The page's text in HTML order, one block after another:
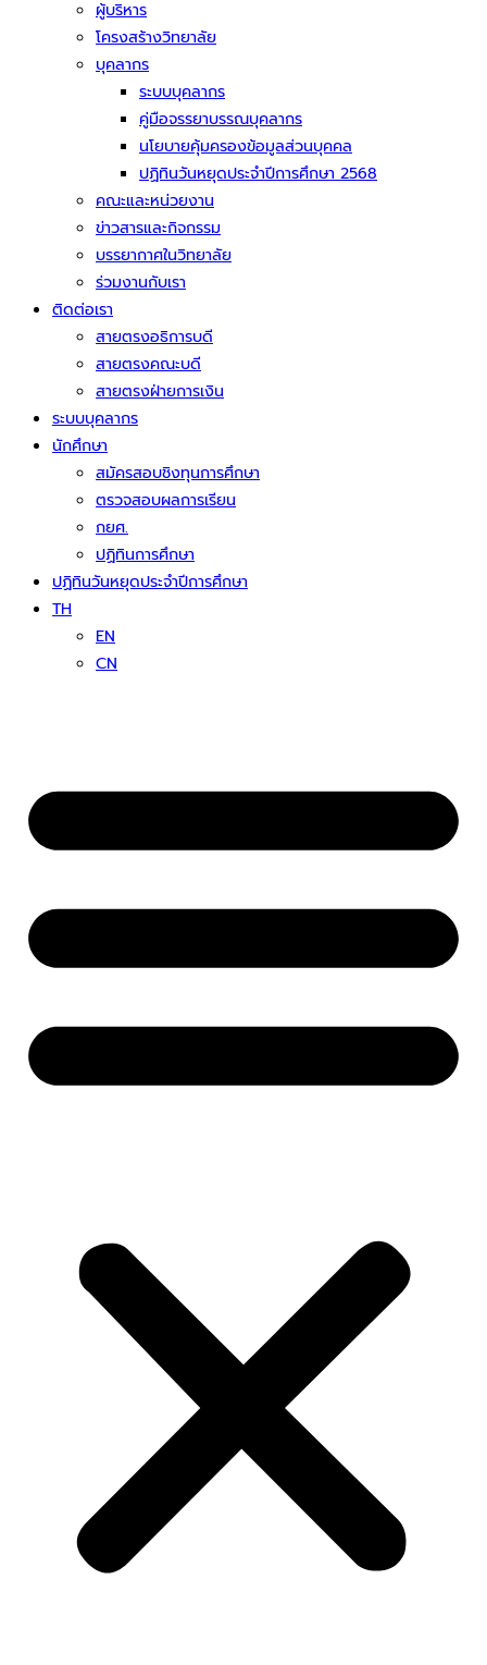
ผู้บริหาร
โครงสร้างวิทยาลัย
บุคลากร
ระบบบุคลากร
คู่มือจรรยาบรรณบุคลากร
นโยบายคุ้มครองข้อมูลส่วนบุคคล
ปฏิทินวันหยุดประจำปีการศึกษา 2568
คณะและหน่วยงาน
ข่าวสารและกิจกรรม
บรรยากาศในวิทยาลัย
ร่วมงานกับเรา
ติดต่อเรา
สายตรงอธิการบดี
สายตรงคณะบดี
สายตรงฝ่ายการเงิน
ระบบบุคลากร
นักศึกษา
สมัครสอบชิงทุนการศึกษา
ตรวจสอบผลการเรียน
กยศ.
ปฏิทินการศึกษา
ปฏิทินวันหยุดประจำปีการศึกษา
TH
EN
CN